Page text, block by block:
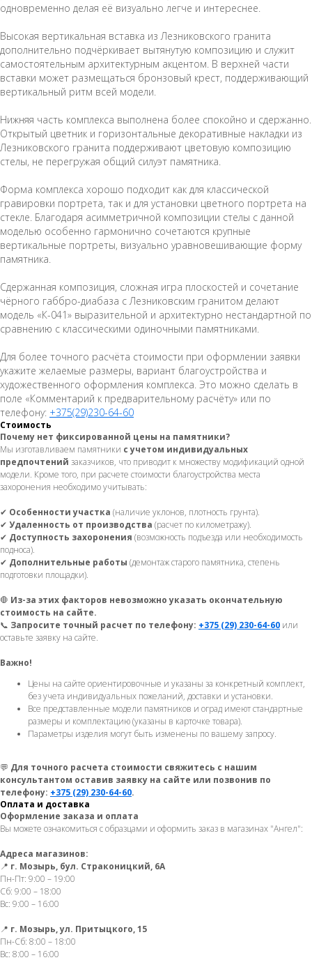
одновременно делая её визуально легче и интереснее.
Высокая вертикальная вставка из Лезниковского гранита
дополнительно подчёркивает вытянутую композицию и служит
самостоятельным архитектурным акцентом. В верхней части
вставки может размещаться бронзовый крест, поддерживающий
вертикальный ритм всей модели.
Нижняя часть комплекса выполнена более спокойно и сдержанно.
Открытый цветник и горизонтальные декоративные накладки из
Лезниковского гранита поддерживают цветовую композицию
стелы, не перегружая общий силуэт памятника.
Форма комплекса хорошо подходит как для классической
гравировки портрета, так и для установки цветного портрета на
стекле. Благодаря асимметричной композиции стелы с данной
моделью особенно гармонично сочетаются крупные
вертикальные портреты, визуально уравновешивающие форму
памятника.
Сдержанная композиция, сложная игра плоскостей и сочетание
чёрного габбро-диабаза с Лезниковским гранитом делают
модель «К-041» выразительной и архитектурно нестандартной по
сравнению с классическими одиночными памятниками.
Для более точного расчёта стоимости при оформлении заявки
укажите желаемые размеры, вариант благоустройства и
художественного оформления комплекса. Это можно сделать в
поле «Комментарий к предварительному расчёту» или по
телефону: +375(29)230-64-60
Стоимость
Почему нет фиксированной цены на памятники?
Мы изготавливаем памятники с учетом индивидуальных
предпочтений заказчиков, что приводит к множеству модификаций одной
модели. Кроме того, при расчете стоимости благоустройства места
захоронения необходимо учитывать:
✔ Особенности участка (наличие уклонов, плотность грунта).
✔ Удаленность от производства (расчет по километражу).
✔ Доступность захоронения (возможность подъезда или необходимость
подноса).
✔ Дополнительные работы (демонтаж старого памятника, степень
подготовки площадки).
🛑 Из-за этих факторов невозможно указать окончательную
стоимость на сайте.
📞 Запросите точный расчет по телефону: +375 (29) 230-64-60 или
оставьте заявку на сайте.
Важно!
Цены на сайте ориентировочные и указаны за конкретный комплект,
без учета индивидуальных пожеланий, доставки и установки.
Все представленные модели памятников и оград имеют стандартные
размеры и комплектацию (указаны в карточке товара).
Параметры изделия могут быть изменены по вашему запросу.
💬 Для точного расчета стоимости свяжитесь с нашим
консультантом оставив заявку на сайте или позвонив по
телефону: +375 (29) 230-64-60.
Оплата и доставка
Оформление заказа и оплата
Вы можете ознакомиться с образцами и оформить заказ в магазинах "Ангел":
Адреса магазинов:
📍 г. Мозырь, бул. Страконицкий, 6А
Пн-Пт: 9:00 – 19:00
Сб: 9:00 – 18:00
Вс: 9:00 – 16:00
📍 г. Мозырь, ул. Притыцкого, 15
Пн-Сб: 8:00 – 18:00
Вс: 8:00 – 16:00